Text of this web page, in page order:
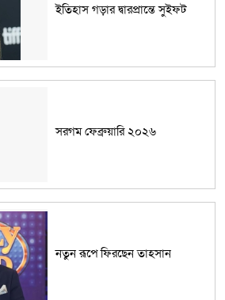
ইতিহাস গড়ার দ্বারপ্রান্তে সুইফট
সরগম ফেব্রুয়ারি ২০২৬
নতুন রূপে ফিরছেন তাহসান